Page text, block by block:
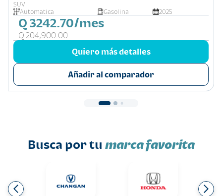
SUV
Automatica
Gasolina 2025
Q 3242.70/mes
Q 204,900.00
Quiero más detalles
Añadir al comparador
Busca por tu marca favorita